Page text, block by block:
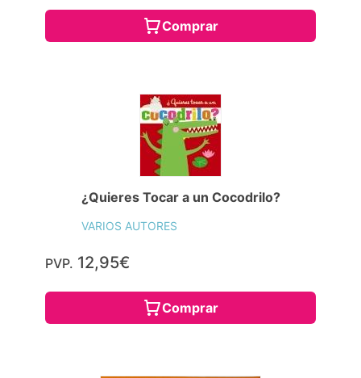
Comprar
¿Quieres Tocar a un Cocodrilo?
VARIOS AUTORES
PVP. 12,95€
Comprar